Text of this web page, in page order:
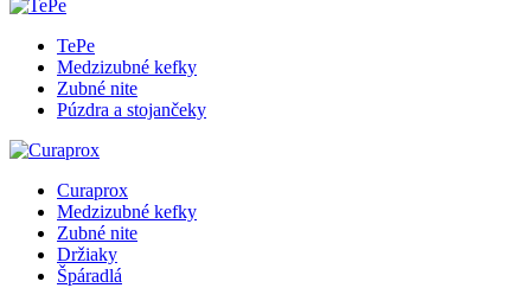
TePe
Medzizubné kefky
Zubné nite
Púzdra a stojančeky
Curaprox
Medzizubné kefky
Zubné nite
Držiaky
Špáradlá